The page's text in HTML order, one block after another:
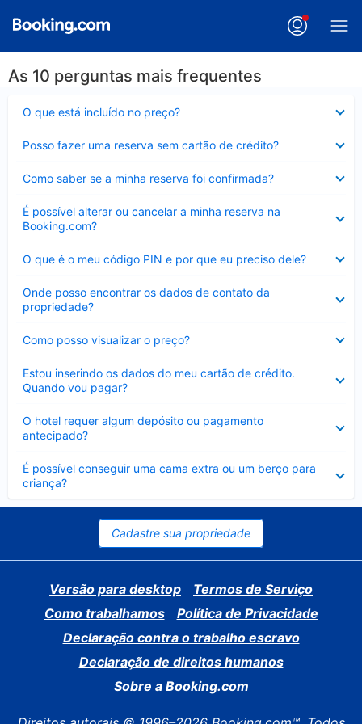
As 10 perguntas mais frequentes
O que está incluído no preço?
Posso fazer uma reserva sem cartão de crédito?
Como saber se a minha reserva foi confirmada?
É possível alterar ou cancelar a minha reserva na
Booking.com?
Contraído
O que é o meu código PIN e por que eu preciso dele?
Onde posso encontrar os dados de contato da
propriedade?
Como posso visualizar o preço?
Estou inserindo os dados do meu cartão de crédito.
Quando vou pagar?
O hotel requer algum depósito ou pagamento
antecipado?
É possível conseguir uma cama extra ou um berço para
criança?
Contraído
Cadastre sua propriedade
Versão para desktop
Termos de Serviço
Como trabalhamos
Política de Privacidade
Declaração contra o trabalho escravo
Declaração de direitos humanos
Sobre a Booking.com